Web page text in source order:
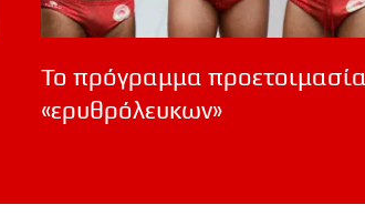
Το πρόγραμμα
«ερυθρόλευκων»